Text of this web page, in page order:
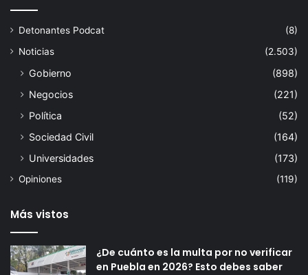
Detonantes Podcat
(8)
Noticias
(2.503)
Gobierno
(898)
Negocios
(221)
Política
(52)
Sociedad Civil
(164)
Universidades
(173)
Opiniones (119)
Más vistos
¿De cuánto es la multa por no verificar
en Puebla en 2026? Esto debes saber